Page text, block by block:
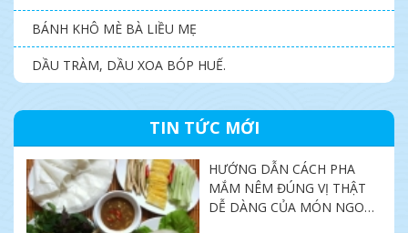
BÁNH KHÔ MÈ BÀ LIỀU MẸ
DẦU TRÀM, DẦU XOA BÓP HUẾ.
TIN TỨC MỚI
HƯỚNG DẪN CÁCH PHA
MẮM NÊM ĐÚNG VỊ THẬT
DỄ DÀNG CỦA MÓN NGON